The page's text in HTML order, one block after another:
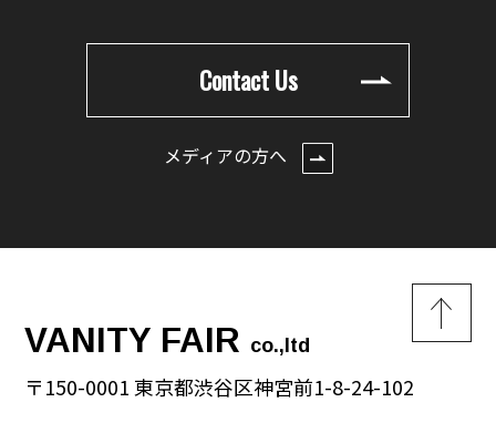
Contact Us
メディアの方へ
VANITY FAIR co.,ltd
〒150-0001 東京都渋谷区神宮前1-8-24-102